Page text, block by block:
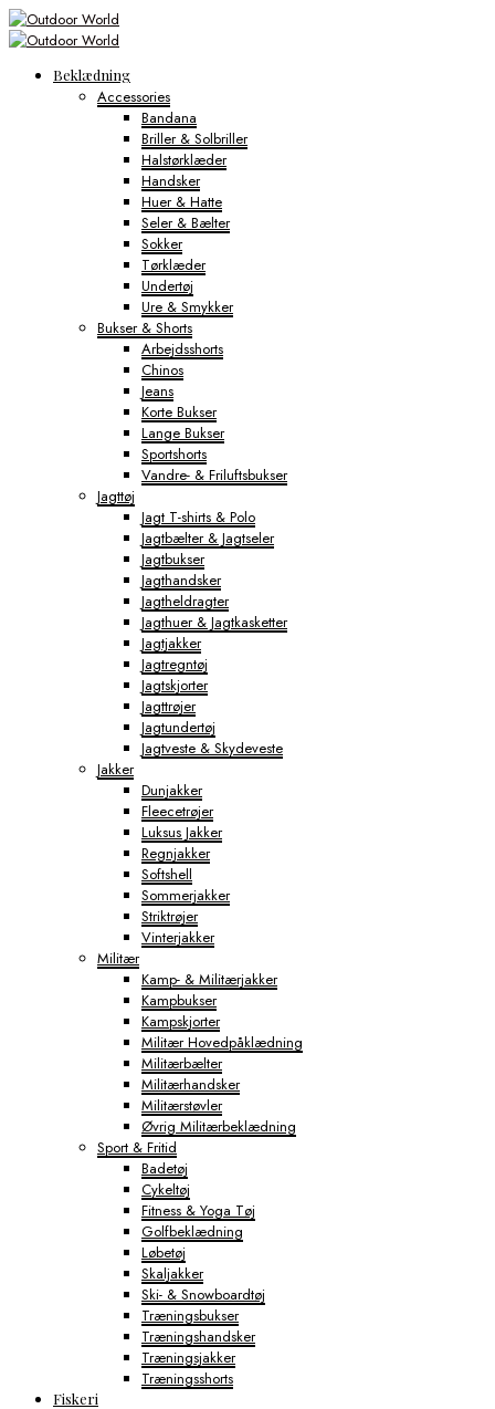
Beklædning
Accessories
Bandana
Briller & Solbriller
Halstørklæder
Handsker
Huer & Hatte
Seler & Bælter
Sokker
Tørklæder
Undertøj
Ure & Smykker
Bukser & Shorts
Arbejdsshorts
Chinos
Jeans
Korte Bukser
Lange Bukser
Sportshorts
Vandre- & Friluftsbukser
Jagttøj
Jagt T-shirts & Polo
Jagtbælter & Jagtseler
Jagtbukser
Jagthandsker
Jagtheldragter
Jagthuer & Jagtkasketter
Jagtjakker
Jagtregntøj
Jagtskjorter
Jagttrøjer
Jagtundertøj
Jagtveste & Skydeveste
Jakker
Dunjakker
Fleecetrøjer
Luksus Jakker
Regnjakker
Softshell
Sommerjakker
Striktrøjer
Vinterjakker
Militær
Kamp- & Militærjakker
Kampbukser
Kampskjorter
Militær Hovedpåklædning
Militærbælter
Militærhandsker
Militærstøvler
Øvrig Militærbeklædning
Sport & Fritid
Badetøj
Cykeltøj
Fitness & Yoga Tøj
Golfbeklædning
Løbetøj
Skaljakker
Ski- & Snowboardtøj
Træningsbukser
Træningshandsker
Træningsjakker
Træningsshorts
Fiskeri